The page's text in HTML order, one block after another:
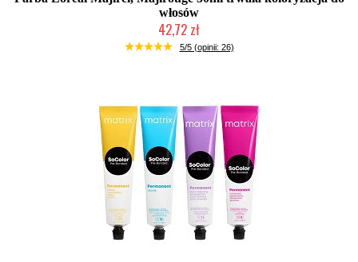
włosów
42,72 zł
Duża ilość (wysyłka w 24h)
5/5 (opinii: 26)